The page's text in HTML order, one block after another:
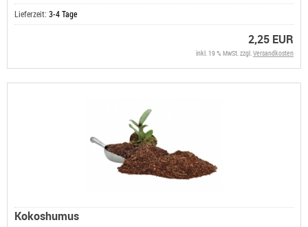
Lieferzeit: 3-4 Tage
2,25 EUR
inkl. 19 % MwSt. zzgl.Versandkosten
Kokoshumus